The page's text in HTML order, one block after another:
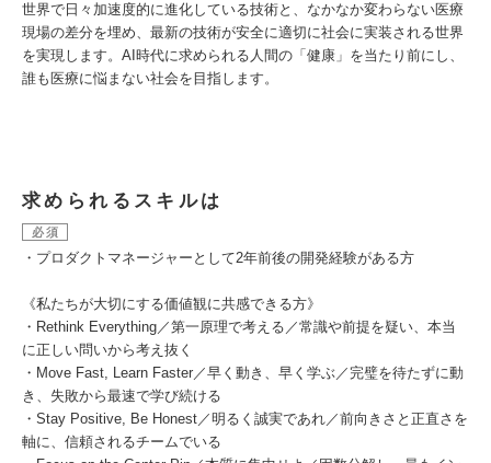
世界で日々加速度的に進化している技術と、なかなか変わらない医療
現場の差分を埋め、最新の技術が安全に適切に社会に実装される世界
を実現します。AI時代に求められる人間の「健康」を当たり前にし、
誰も医療に悩まない社会を目指します。
求められるスキルは
必須
・プロダクトマネージャーとして2年前後の開発経験がある方
《私たちが大切にする価値観に共感できる方》
・Rethink Everything／第一原理で考える／常識や前提を疑い、本当
に正しい問いから考え抜く
・Move Fast, Learn Faster／早く動き、早く学ぶ／完璧を待たずに動
き、失敗から最速で学び続ける
・Stay Positive, Be Honest／明るく誠実であれ／前向きさと正直さを
軸に、信頼されるチームでいる